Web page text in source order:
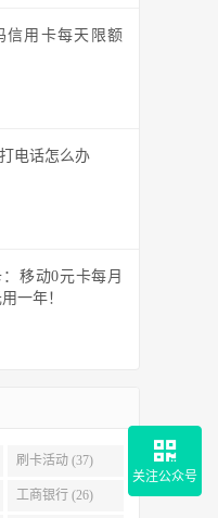
信用卡每天限额
电话怎么办
移动0元卡每月
一年！
刷卡活动 (37)
工商银行 (26)
关注公众号